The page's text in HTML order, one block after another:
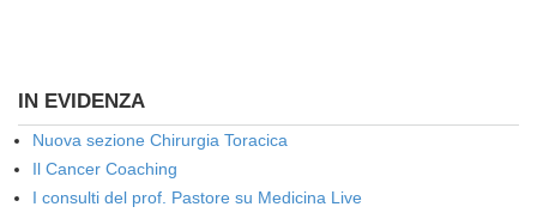
IN EVIDENZA
Nuova sezione Chirurgia Toracica
Il Cancer Coaching
I consulti del prof. Pastore su Medicina Live